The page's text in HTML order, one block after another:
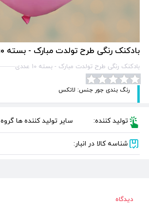
بادکنک رنگی طرح تولدت مبارک - بسته 10 عددی
بادکنک رنگی طرح تولدت مبارک - بسته 10 عددی
رنگ بندی جور جنس: لاتکس
تولید کننده: سایر تولید کننده ها گروه 3
شناسه کالا در انبار:
دیدگاه